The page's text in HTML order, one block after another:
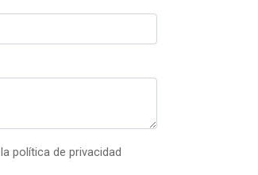
la política de privacidad